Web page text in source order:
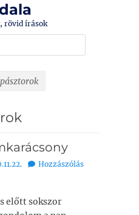
rövid írások
pásztorok
Hozzászólás
előtt sokszor